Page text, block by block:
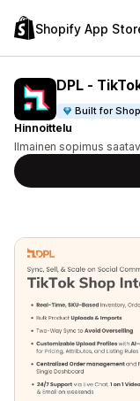
Shopify App
DPL ‑
Built for
Hinnoittelu
Ilmainen sopimus